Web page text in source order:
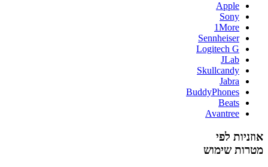
Apple
Sony
1More
Sennheiser
Logitech G
JLab
Skullcandy
Jabra
BuddyPhones
Beats
Avantree
אוזניות לפי
מטרות שימוש